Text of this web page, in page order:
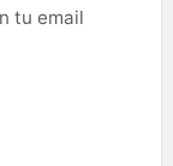
tu email